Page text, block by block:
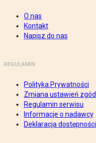
O nas
Kontakt
Napisz do nas
REGULAMIN
Polityka Prywatności
Zmiana ustawień zgód
Regulamin serwisu
Informacje o nadawcy
Deklaracja dostępności